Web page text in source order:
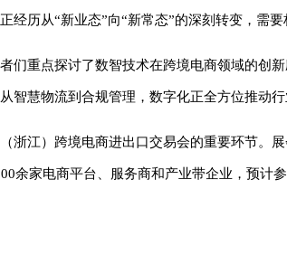
经历从“新业态”向“新常态”的深刻转变，需要
们重点探讨了数智技术在跨境电商领域的创
智慧物流到合规管理，数字化正全方位推动行
浙江）跨境电商进出口交易会的重要环节。
余家电商平台、服务商和产业带企业，预计